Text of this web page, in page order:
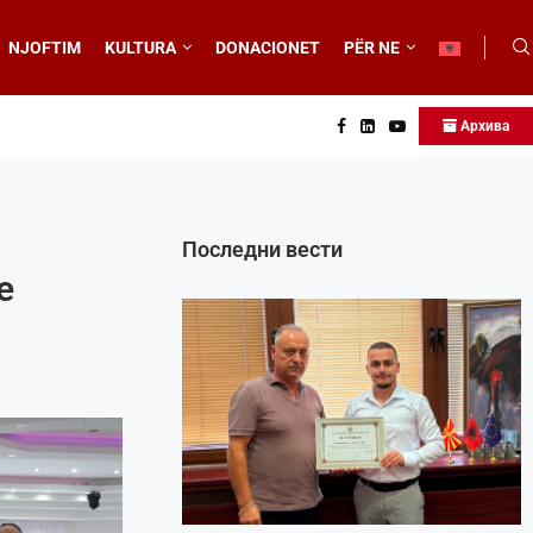
NJOFTIM KULTURA DONACIONET PËR NE
Архива
Последни вести